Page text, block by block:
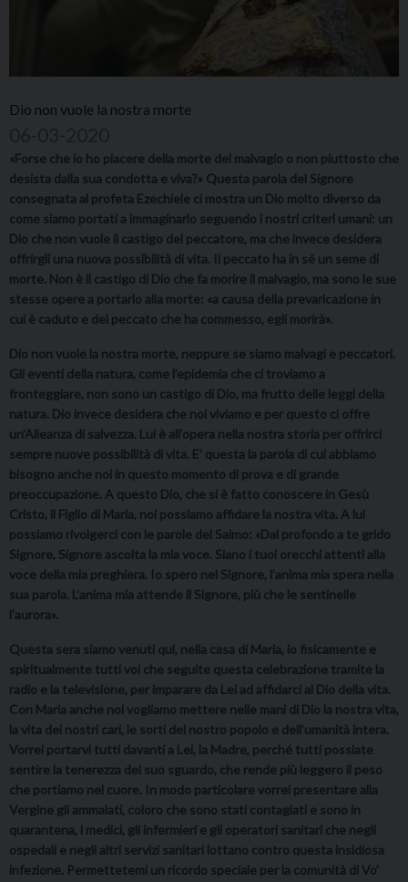
Dio non vuole la nostra morte
«Forse che io ho piacere della morte del malvagio o non piuttosto che
desista dalla sua condotta e viva?» Questa parola del Signore
consegnata al profeta Ezechiele ci mostra un Dio molto diverso da
come siamo portati a immaginarlo seguendo i nostri criteri umani: un
Dio che non vuole il castigo del peccatore, ma che invece desidera
offrirgli una nuova possibilità di vita. Il peccato ha in sé un seme di
morte. Non è il castigo di Dio che fa morire il malvagio, ma sono le sue
stesse opere a portarlo alla morte: «a causa della prevaricazione in
cui è caduto e del peccato che ha commesso, egli morirà».
Dio non vuole la nostra morte, neppure se siamo malvagi e peccatori.
Gli eventi della natura, come l’epidemia che ci troviamo a
fronteggiare, non sono un castigo di Dio, ma frutto delle leggi della
natura. Dio invece desidera che noi viviamo e per questo ci offre
un’Alleanza di salvezza. Lui è all’opera nella nostra storia per offrirci
sempre nuove possibilità di vita. E’ questa la parola di cui abbiamo
bisogno anche noi in questo momento di prova e di grande
preoccupazione. A questo Dio, che si è fatto conoscere in Gesù
Cristo, il Figlio di Maria, noi possiamo affidare la nostra vita. A lui
possiamo rivolgerci con le parole del Salmo: «Dal profondo a te grido
Signore, Signore ascolta la mia voce. Siano i tuoi orecchi attenti alla
voce della mia preghiera. Io spero nel Signore, l’anima mia spera nella
sua parola. L’anima mia attende il Signore, più che le sentinelle
l’aurora».
Questa sera siamo venuti qui, nella casa di Maria, io fisicamente e
spiritualmente tutti voi che seguite questa celebrazione tramite la
radio e la televisione, per imparare da Lei ad affidarci al Dio della vita.
Con Maria anche noi vogliamo mettere nelle mani di Dio la nostra vita,
la vita dei nostri cari, le sorti del nostro popolo e dell’umanità intera.
Vorrei portarvi tutti davanti a Lei, la Madre, perché tutti possiate
sentire la tenerezza del suo sguardo, che rende più leggero il peso
che portiamo nel cuore. In modo particolare vorrei presentare alla
Vergine gli ammalati, coloro che sono stati contagiati e sono in
quarantena, i medici, gli infermieri e gli operatori sanitari che negli
ospedali e negli altri servizi sanitari lottano contro questa insidiosa
infezione. Permettetemi un ricordo speciale per la comunità di Vo’